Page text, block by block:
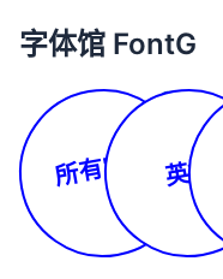
字体馆 FontG
所有字体 英文